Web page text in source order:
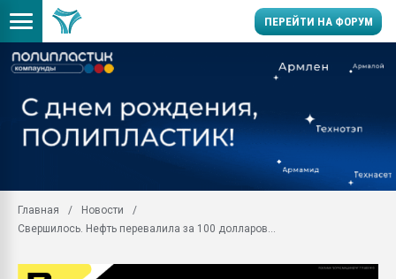
ПЕРЕЙТИ НА ФОРУМ
заводу пластмасс"
Главная
Новости
Свершилось. Нефть перевалила за 100 долларов...